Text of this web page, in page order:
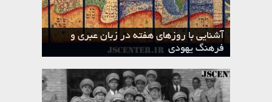
آشنایی با روزهای هفته در زبان عبری و
فرهنگ یهودی
ماه نیسان در تقویم عبری و میراث یهود
تقویم عبری
ماه شواط در تقویم عبری و میراث یهود
ماه طوت در تقویم عبری و میراث یهود
ماه حشوان در تقویم عبری و میراث یهود
ماه تیشری در تقویم عبری و میراث یهود
ماه الول در تقویم عبری و میراث یهود